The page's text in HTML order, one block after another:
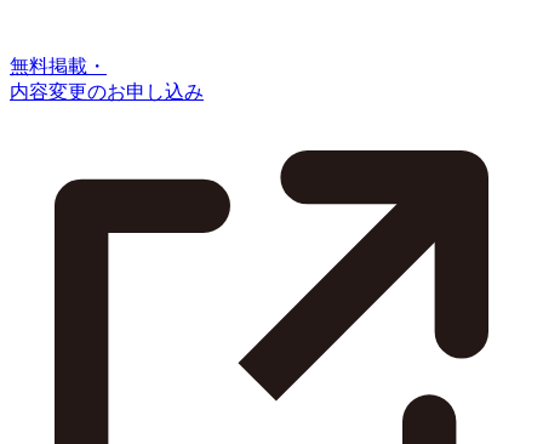
無料掲載・
内容変更のお申し込み